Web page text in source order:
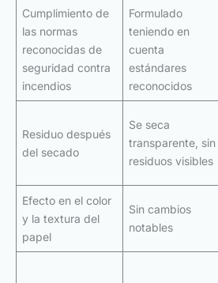
Cumplimiento de
las normas
reconocidas de
seguridad contra
incendios
Formulado
teniendo en
cuenta
estándares
reconocidos
Residuo después
del secado
Se seca
transparente, sin
residuos visibles
Efecto en el color
y la textura del
papel
Sin cambios
notables